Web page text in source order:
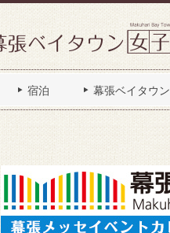
宿泊 幕張ベイタウン